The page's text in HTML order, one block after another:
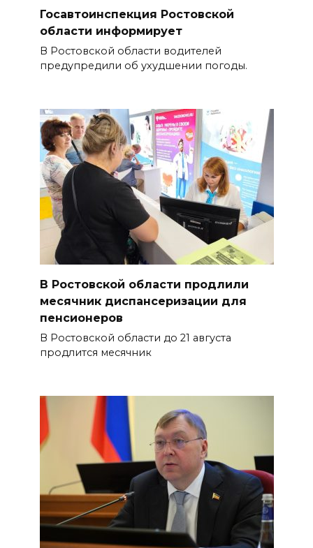
Госавтоинспекция Ростовской
области информирует
В Ростовской области водителей
предупредили об ухудшении погоды.
В Ростовской области продлили
месячник диспансеризации для
пенсионеров
В Ростовской области до 21 августа
продлится месячник